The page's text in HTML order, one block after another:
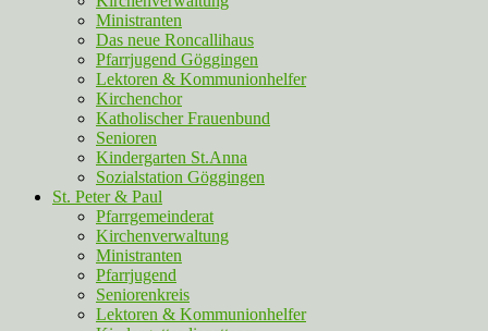
Ministranten
Das neue Roncallihaus
Pfarrjugend Göggingen
Lektoren & Kommunionhelfer
Kirchenchor
Katholischer Frauenbund
Senioren
Kindergarten St.Anna
Sozialstation Göggingen
St. Peter & Paul
Pfarrgemeinderat
Kirchenverwaltung
Ministranten
Pfarrjugend
Seniorenkreis
Lektoren & Kommunionhelfer